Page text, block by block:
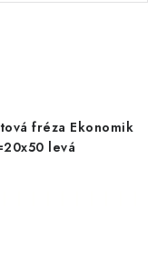
fréza Ekonomik
levá